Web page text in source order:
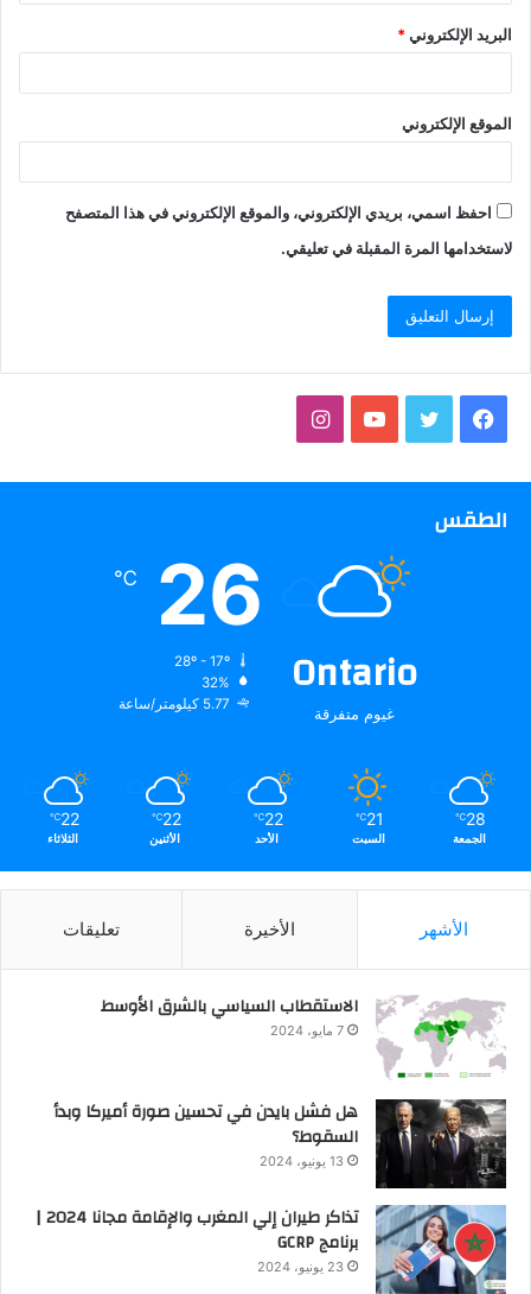
البريد الإلكتروني*
الموقع الإلكتروني
احفظ اسمي، بريدي الإلكتروني، والموقع الإلكتروني في هذا المتصفح
لاستخدامها المرة المقبلة في تعليقي.
فيسبوك تويتر يوتيوبانستقرام
الطقس
Ontario
غيوم متفرقة
26
℃
32%
5.77 كيلومتر/ساعة
28
℃
الجمعة
21
℃
السبت
22
℃
الأحد
22
℃
الأثنين
22
℃
الثلاثاء
الأشهر الأخيرة تعليقات
الاستقطاب السياسي بالشرق الأوسط
7 مايو، 2024
هل فشل بايدن في تحسين صورة أميركا وبدأ
السقوط؟
13 يونيو، 2024
تذاكر طيران إلي المغرب والإقامة مجانا 2024 |
برنامج GCRP
23 يونيو، 2024